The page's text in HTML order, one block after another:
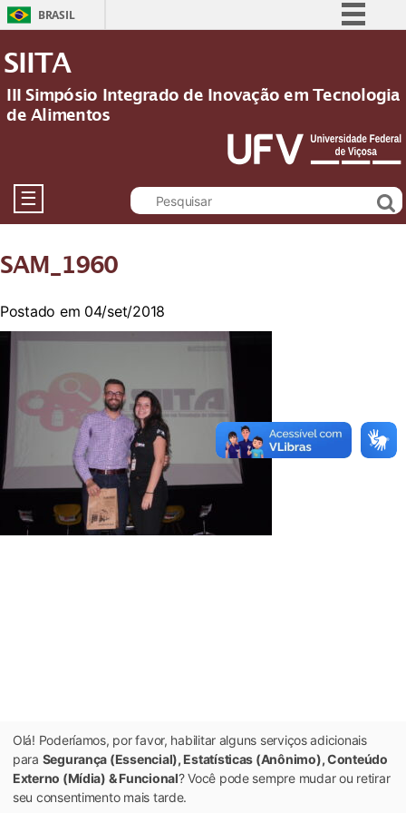
BRASIL
Participe
Acesso à informação
Legislação
Canais
SIITA
III Simpósio Integrado de Inovação em Tecnologia
de Alimentos
☰
SAM_1960
Postado em 04/set/2018
Olá! Poderíamos, por favor, habilitar alguns serviços adicionais
para Segurança (Essencial), Estatísticas (Anônimo), Conteúdo
Externo (Mídia) & Funcional? Você pode sempre mudar ou retirar
seu consentimento mais tarde.